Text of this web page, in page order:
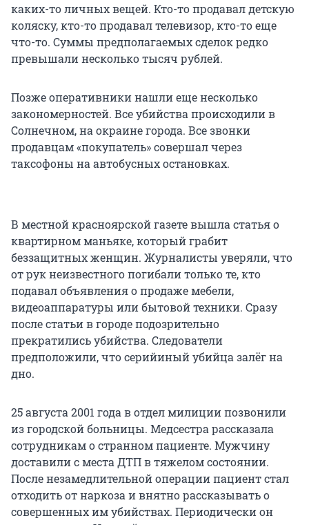
каких-то личных вещей. Кто-то продавал детскую
коляску, кто-то продавал телевизор, кто-то еще
что-то. Суммы предполагаемых сделок редко
превышали несколько тысяч рублей.
Позже оперативники нашли еще несколько
закономерностей. Все убийства происходили в
Солнечном, на окраине города. Все звонки
продавцам «покупатель» совершал через
таксофоны на автобусных остановках.
В местной красноярской газете вышла статья о
квартирном маньяке, который грабит
беззащитных женщин. Журналисты уверяли, что
от рук неизвестного погибали только те, кто
подавал объявления о продаже мебели,
видеоаппаратуры или бытовой техники. Сразу
после статьи в городе подозрительно
прекратились убийства. Следователи
предположили, что серийиный убийца залёг на
дно.
25 августа 2001 года в отдел милиции позвонили
из городской больницы. Медсестра рассказала
сотрудникам о странном пациенте. Мужчину
доставили с места ДТП в тяжелом состоянии.
После незамедлительной операции пациент стал
отходить от наркоза и внятно рассказывать о
совершенных им убийствах. Периодически он